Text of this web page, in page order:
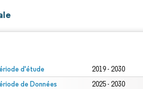
d'étude 2019 - 2030
de Données
2025 - 2030